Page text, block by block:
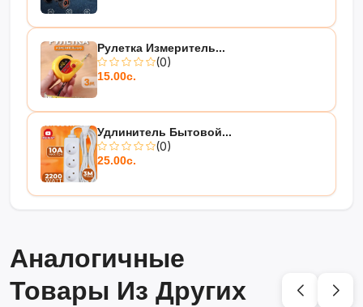
Рулетка Измеритель...
(0)
15.00с.
Удлинитель Бытовой...
(0)
25.00с.
Аналогичные
Товары Из Других